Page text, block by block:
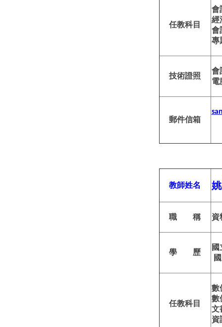
任教科目
會
經
會
專
技術證照
會
電
郵件信箱
教師姓名
職 稱 資
學 歷
任教科目
數
數
文
資